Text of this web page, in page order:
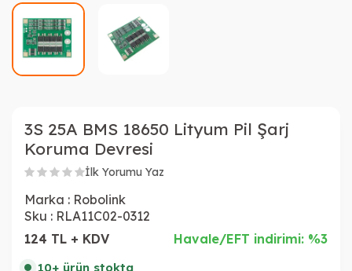
3S 25A BMS 18650 Lityum Pil Şarj
Koruma Devresi
İlk Yorumu Yaz
Marka : Robolink
Sku : RLA11C02-0312
124 TL + KDV
Havale/EFT indirimi: %3
10+ ürün stokta